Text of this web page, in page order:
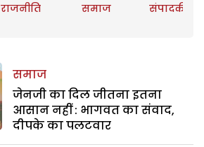
राजनीति समाज संपादकीय
समाज
जेनजी का दिल जीतना इतना
आसान नहीं : भागवत का संवाद,
दीपके का पलटवार